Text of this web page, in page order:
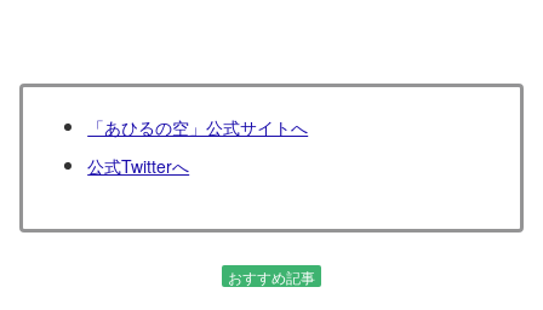
「あひるの空」公式サイトへ
公式Twitterへ
おすすめ記事